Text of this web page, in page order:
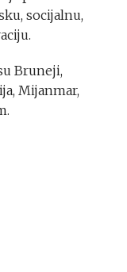
socijalnu,
Bruneji,
Mijanmar,